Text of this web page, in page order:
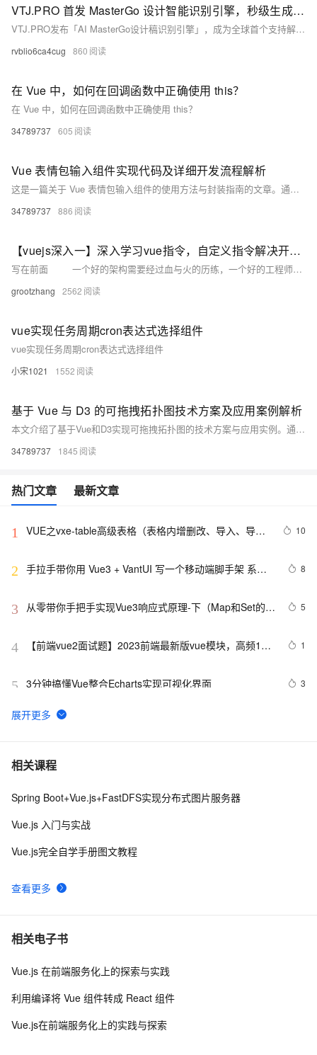
VTJ.PRO 首发 MasterGo 设计智能识别引擎，秒级生成 Vue 代码
VTJ.PRO发布「AI MasterGo设计稿识别引擎」，成为全球首个支持解析MasterGo原生JSON文件并自动生成Vue组件的AI工具。通过双引擎架构，实现设计到代码全流程自动化，效率提升300%，助力企业降本增效，引领“设计即生产”新时代。
rvblio6ca4cug 860
在 Vue 中，如何在回调函数中正确使用 this？
在 Vue 中，如何在回调函数中正确使用 this？
34789737 605
Vue 表情包输入组件实现代码及详细开发流程解析
这是一篇关于 Vue 表情包输入组件的使用方法与封装指南的文章。通过安装依赖、全局注册和局部使用，可以快速集成表情包功能到 Vue 项目中。文章还详细介绍了组件的封装实现、高级配置（如自定义表情列表、主题定制、动画效果和懒加载）以及完整集成示例。开发者可根据需求扩展功能，例如 GIF 搜索或自定义表情上传，提升用户体验。资源链接提供进一步学习材料。
34789737 886
【vuejs深入一】深入学习vue指令，自定义指令解决开发痛点
写在前面 一个好的架构需要经过血与火的历练，一个好的工程师需要经过无数项目的摧残。 最近博主我沉淀了几个月，或者说懒了几个月。然而大佬的指点总是一针见血，能够让人看到方向。所以我现在有觉得，一个好的学习环境指的一定是有个能指点你的大佬。
grootzhang 2562
vue实现任务周期cron表达式选择组件
vue实现任务周期cron表达式选择组件
小宋1021 1552
基于 Vue 与 D3 的可拖拽拓扑图技术方案及应用案例解析
本文介绍了基于Vue和D3实现可拖拽拓扑图的技术方案与应用实例。通过Vue构建用户界面和交互逻辑，结合D3强大的数据可视化能力，实现了力导向布局、节点拖拽、交互事件等功能。文章详细讲解了数据模型设计、拖拽功能实现、组件封装及高级扩展（如节点类型定制、连接样式优化等），并提供了性能优化方案以应对大数据量场景。最终，展示了基础网络拓扑、实时更新拓扑等应用实例，为开发者提供了一套完整的实现思路和实践经验。
34789737 1845
热门文章 最新文章
1
VUE之vxe-table高级表格（表格内增删改、导入、导
10
2 手拉手带你用 Vue3 + VantUI 写一个移动端脚手架 系列
8
3
从零带你手把手实现Vue3响应式原理-下（Map和Set的处
5
4
【前端vue2面试题】2023前端最新版vue模块，高频17
1
5 3分钟搞懂Vue整合Echarts实现可视化界面 3
6 解决vue3使用element-ui
7 前端组件之Bootstrap与Ant design of Vue
8 vue3源码解析 --- 组件渲染：vnode 到真实 DOM 是如何
相关课程
查看更多
Spring Boot+Vue.js+FastDFS实现分布式图片服务器
Vue.js 入门与实战
Vue.js完全自学手册图文教程
相关电子书
Vue.js 在前端服务化上的探索与实践
利用编译将 Vue 组件转成 React 组件
Vue.js在前端服务化上的实践与探索